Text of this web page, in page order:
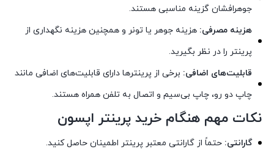
جوهرافشان گزینه مناسبی هستند.
هزینه مصرفی: هزینه جوهر یا تونر و همچنین هزینه نگهداری از
پرینتر را در نظر بگیرید.
قابلیت‌های اضافی: برخی از پرینترها دارای قابلیت‌های اضافی مانند
چاپ دو رو، چاپ بی‌سیم و اتصال به تلفن همراه هستند.
نکات مهم هنگام خرید پرینتر اپسون
گارانتی: حتماً از گارانتی معتبر پرینتر اطمینان حاصل کنید.